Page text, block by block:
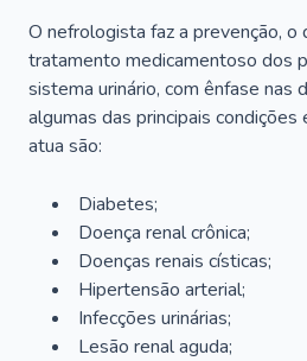
O nefrologista faz a prevenção, o
tratamento medicamentoso dos
sistema urinário, com ênfase nas
algumas das principais
atua são:
Diabetes;
Doença renal crônica;
Doenças renais císticas;
Hipertensão arterial;
Infecções urinárias;
Lesão renal aguda;